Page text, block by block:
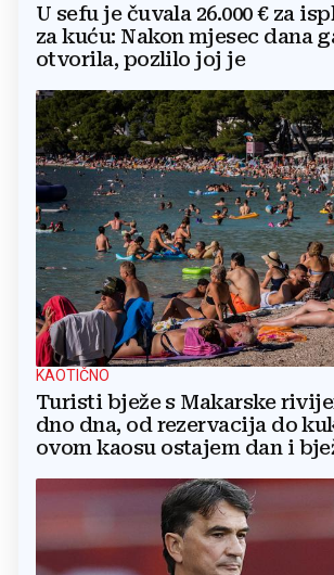
U sefu je čuvala 26.000 € za
za kuću: Nakon mjesec dana
otvorila, pozlilo joj je
KAOTIČNO
Turisti bježe s Makarske
dno dna, od rezervacija do
ovom kaosu ostajem dan i